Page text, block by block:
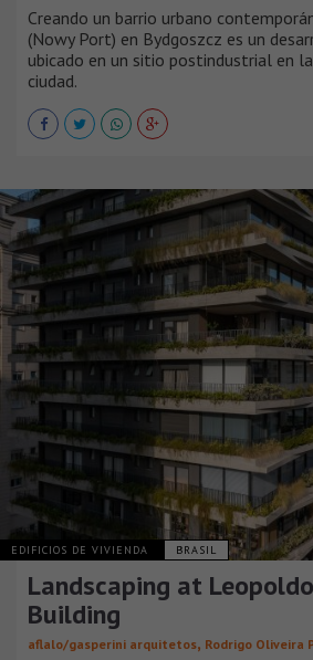
Creando un barrio urbano
(Nowy Port) en Bydgoszcz es un
ubicado en un sitio postindustrial en
ciudad.
EDIFICIOS DE VIVIENDA BRASIL
Landscaping at
Building
aflalo/gasperini arquitetos, Rodrigo Oliveira